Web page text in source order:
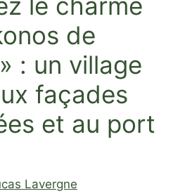
de
: un village
façades
et au port
Lavergne